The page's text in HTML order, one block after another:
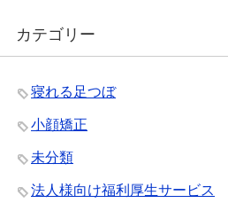
カテゴリー
寝れる足つぼ
小顔矯正
未分類
法人様向け福利厚生サービス